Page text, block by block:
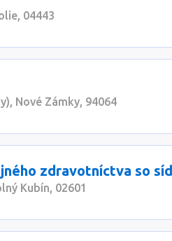
04443
Nové Zámky, 94064
zdravotníctva so
Kubín, 02601